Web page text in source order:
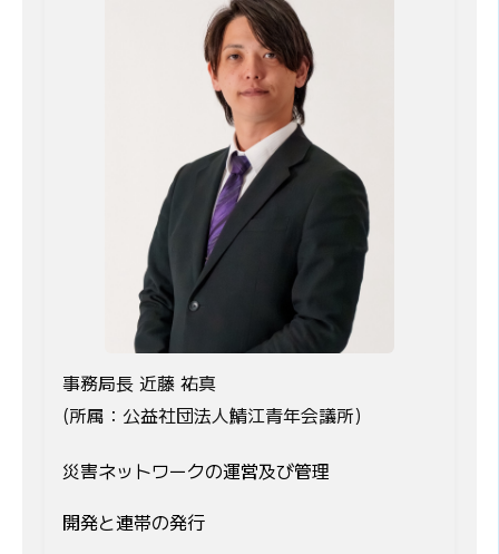
事務局長 近藤 祐真
(所属：公益社団法人鯖江青年会議所)
災害ネットワークの運営及び管理
開発と連帯の発行